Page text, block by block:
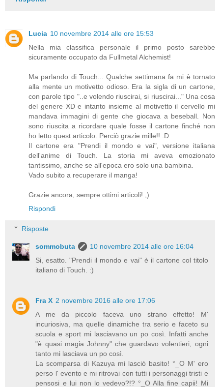
Lucia 10 novembre 2014 alle ore 15:53
Nella mia classifica personale il primo posto sarebbe
sicuramente occupato da Fullmetal Alchemist!
Ma parlando di Touch... Qualche settimana fa mi è tornato
alla mente un motivetto odioso. Era la sigla di un cartone,
con parole tipo "..e volendo riuscirai, si riuscirai..." Una cosa
del genere XD e intanto insieme al motivetto il cervello mi
mandava immagini di gente che giocava a beseball. Non
sono riuscita a ricordare quale fosse il cartone finché non
ho letto quest articolo. Perciò grazie mille!! :D
Il cartone era "Prendi il mondo e vai", versione italiana
dell'anime di Touch. La storia mi aveva emozionato
tantissimo, anche se all'epoca ero solo una bambina.
Vado subito a recuperare il manga!
Grazie ancora, sempre ottimi articoli! ;)
Rispondi
Risposte
sommobuta
10 novembre 2014 alle ore 16:04
Si, esatto. "Prendi il mondo e vai" è il cartone col titolo
italiano di Touch. :)
Fra X 2 novembre 2016 alle ore 17:06
A me da piccolo faceva uno strano effetto! M'
incuriosiva, ma quelle dinamiche tra serio e faceto su
scuola e sport mi lasciavano un po così. Infatti anche
"è quasi magia Johnny" che guardavo volentieri, ogni
tanto mi lasciava un po così.
La scomparsa di Kazuya mi lasciò basito! °_O M' ero
perso l' evento e mi ritrovai con tutti i personaggi tristi e
pensosi e lui non lo vedevo?!? °_O Alla fine capii! Mi